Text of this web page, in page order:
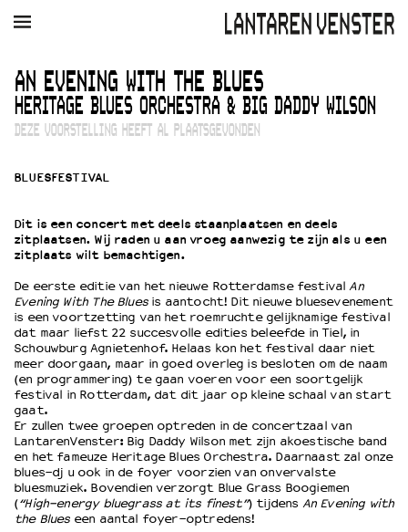
AGENDA FILM MUZIEK RESTAURANT
Winkelmandje
Zoek
Openingstijden & contact
Kaartverkoop
EDUCATIE
Schoolvoorstellingen
Filmprogramma’s Primair Onderwijs
Filmprogramma’s VO/MBO
Speciale educatieprogramma’s
OVER LANTARENVENSTER
Wat we doen
Werken bij
Wie is wie
AN EVENING WITH THE BLUES
HERITAGE BLUES ORCHESTRA & BIG DADDY WILSON
DEZE VOORSTELLING HEEFT AL PLAATSGEVONDEN
BLUESFESTIVAL
Dit is een concert met deels staanplaatsen en deels
zitplaatsen. Wij raden u aan vroeg aanwezig te zijn als u een
zitplaats wilt bemachtigen.
De eerste editie van het nieuwe Rotterdamse festivalAn
Evening With The Bluesis aantocht! Dit nieuwe bluesevenement
is een voortzetting van het roemruchte gelijknamige festival
dat maar liefst 22 succesvolle edities beleefde in Tiel, in
Schouwburg Agnietenhof. Helaas kon het festival daar niet
meer doorgaan, maar in goed overleg is besloten om de naam
(en programmering) te gaan voeren voor een soortgelijk
festival in Rotterdam, dat dit jaar op kleine schaal van start
gaat.
Er zullen twee groepen optreden in de concertzaal van
LantarenVenster: Big Daddy Wilson met zijn akoestische band
en het fameuze Heritage Blues Orchestra. Daarnaast zal onze
blues-dj u ook in de foyer voorzien van onvervalste
bluesmuziek. Bovendien verzorgt Blue Grass Boogiemen
(“High-energy bluegrass at its finest”) tijdens An Evening with
the Blueseen aantal foyer-optredens!